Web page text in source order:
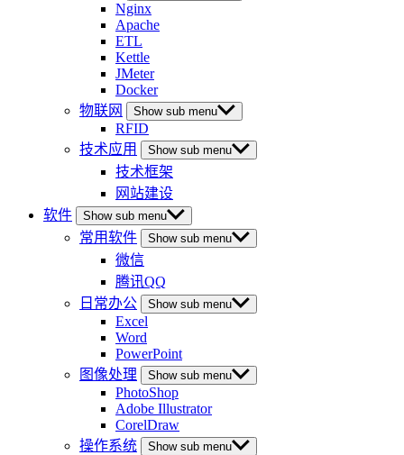
Nginx
Apache
ETL
Kettle
JMeter
Docker
物联网
Show sub menu
RFID
技术应用
Show sub menu
技术框架
网站建设
软件
Show sub menu
常用软件 Show sub menu
微信
腾讯QQ
日常办公
Show sub menu
Excel
Word
PowerPoint
图像处理
Show sub menu
PhotoShop
Adobe Illustrator
CorelDraw
操作系统
Show sub menu